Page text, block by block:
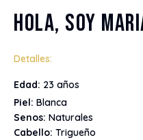
Hola, soy
Detalles:
Edad: 23 años
Piel: Blanca
Senos: Naturales
Cabello: Trigueño